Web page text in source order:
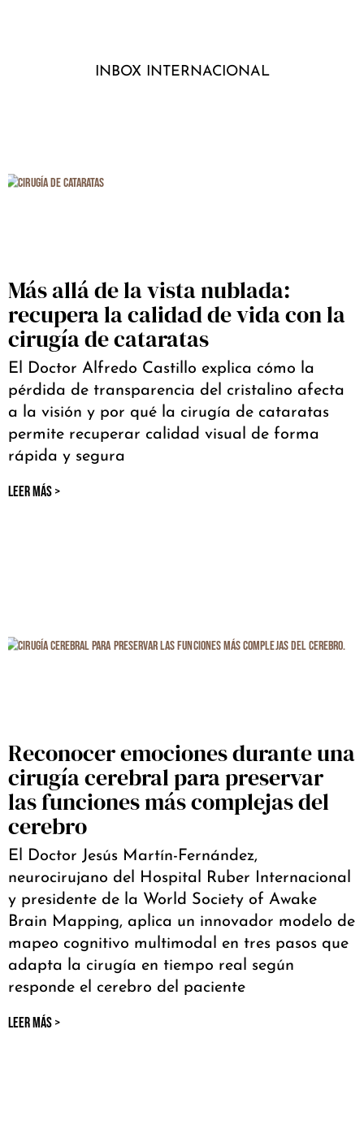
INBOX INTERNACIONAL
Más allá de la vista nublada:
recupera la calidad de vida con la
cirugía de cataratas
El Doctor Alfredo Castillo explica cómo la
pérdida de transparencia del cristalino afecta
a la visión y por qué la cirugía de cataratas
permite recuperar calidad visual de forma
rápida y segura
LEER MÁS >
Reconocer emociones durante una
cirugía cerebral para preservar
las funciones más complejas del
cerebro
El Doctor Jesús Martín-Fernández,
neurocirujano del Hospital Ruber Internacional
y presidente de la World Society of Awake
Brain Mapping, aplica un innovador modelo de
mapeo cognitivo multimodal en tres pasos que
adapta la cirugía en tiempo real según
responde el cerebro del paciente
LEER MÁS >